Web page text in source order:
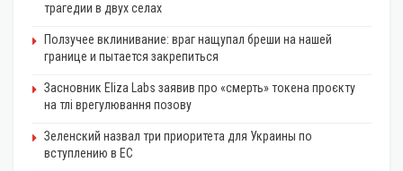
трагедии в двух селах
Ползучее вклинивание: враг нащупал бреши на нашей
границе и пытается закрепиться
Засновник Eliza Labs заявив про «смерть» токена проєкту
на тлі врегулювання позову
Зеленский назвал три приоритета для Украины по
вступлению в ЕС